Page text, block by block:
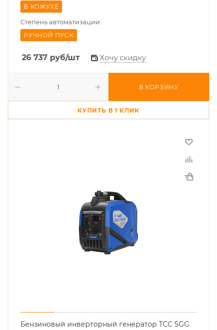
В КОЖУХЕ
Степень автоматизации:
РУЧНОЙ ПУСК
26 737 руб/шт Хочу скидку
В КОРЗИНУ
КУПИТЬ В 1 КЛИК
Бензиновый инверторный генератор ТСС SGG